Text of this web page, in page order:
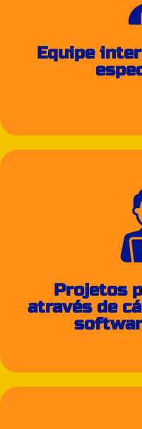
Equipe
Projetos
através de